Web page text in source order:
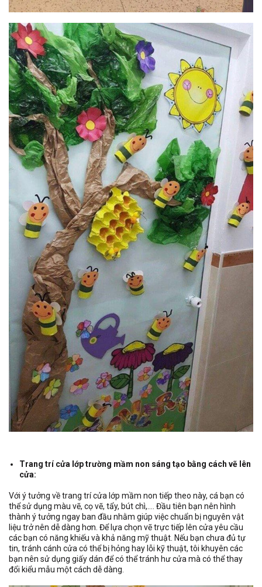
Trang trí cửa lớp trường mầm non sáng tạo bằng cách vẽ lên
cửa:
Với ý tưởng về trang trí cửa lớp mầm non tiếp theo này, cá bạn có
thể sử dụng màu vẽ, cọ vẽ, tẩy, bút chì,…. Đầu tiên bạn nên hình
thành ý tưởng ngay ban đầu nhằm giúp việc chuẩn bị nguyên vật
liệu trở nên dễ dàng hơn. Để lựa chọn vẽ trực tiếp lên cửa yêu cầu
các bạn có năng khiếu và khả năng mỹ thuật. Nếu bạn chưa đủ tự
tin, tránh cánh cửa có thể bị hỏng hay lỗi kỹ thuật, tôi khuyên các
bạn nên sử dụng giấy dán để có thể tránh hư cửa mà có thể thay
đổi kiểu mẫu một cách dễ dàng.